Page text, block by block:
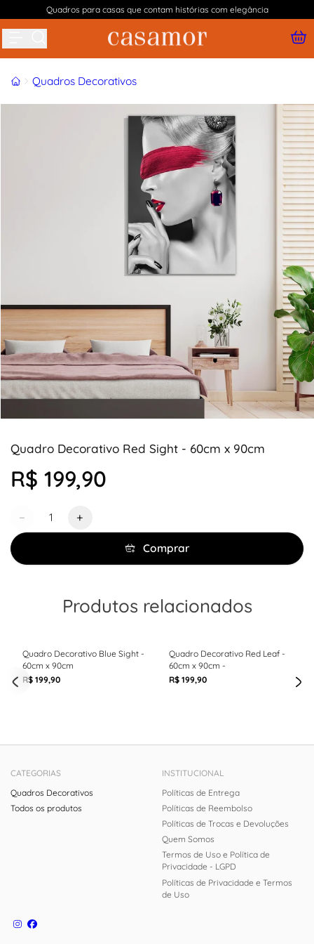
Quadros para casas que contam histórias com elegância
InícioQuadros Decorativos
Quadro Decorativo Red Sight - 60cm x 90cm
R$ 199,90
− +
Comprar
Produtos relacionados
Quadro Decorativo Blue Sight -
60cm x 90cm
R$ 199,90
Quadro Decorativo Red Leaf -
60cm x 90cm -
R$ 199,90
CATEGORIAS
Quadros Decorativos
Todos os produtos
INSTITUCIONAL
Políticas de Entrega
Políticas de Reembolso
Políticas de Trocas e Devoluções
Quem Somos
Termos de Uso e Política de
Privacidade - LGPD
Políticas de Privacidade e Termos
de Uso